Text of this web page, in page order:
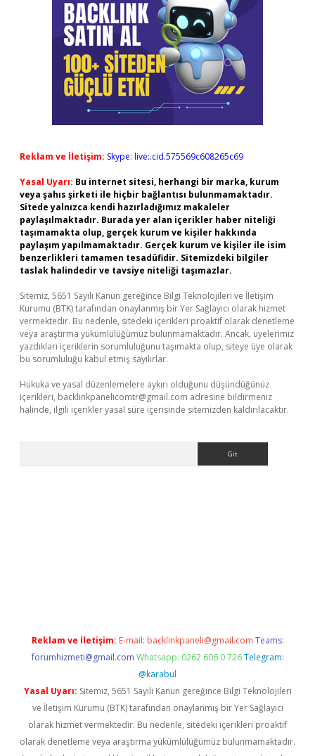
Reklam ve İletişim: Skype: live:.cid.575569c608265c69
Yasal Uyarı: Bu internet sitesi, herhangi bir marka, kurum
veya şahıs şirketi ile hiçbir bağlantısı bulunmamaktadır.
Sitede yalnızca kendi hazırladığımız makaleler
paylaşılmaktadır. Burada yer alan içerikler haber niteliği
taşımamakta olup, gerçek kurum ve kişiler hakkında
paylaşım yapılmamaktadır. Gerçek kurum ve kişiler ile isim
benzerlikleri tamamen tesadüfidir. Sitemizdeki bilgiler
taslak halindedir ve tavsiye niteliği taşımazlar.
Sitemiz, 5651 Sayılı Kanun gereğince Bilgi Teknolojileri ve İletişim
Kurumu (BTK) tarafından onaylanmış bir Yer Sağlayıcı olarak hizmet
vermektedir. Bu nedenle, sitedeki içerikleri proaktif olarak denetleme
veya araştırma yükümlülüğümüz bulunmamaktadır. Ancak, üyelerimiz
yazdıkları içeriklerin sorumluluğunu taşımakta olup, siteye üye olarak
bu sorumluluğu kabul etmiş sayılırlar.
Hukuka ve yasal düzenlemelere aykırı olduğunu düşündüğünüz
içerikleri, backlinkpanelicomtr@gmail.com adresine bildirmeniz
halinde, ilgili içerikler yasal süre içerisinde sitemizden kaldırılacaktır.
Reklam ve İletişim: E-mail: backlinkpaneli@gmail.com Teams:
forumhizmeti@gmail.com Whatsapp: 0262 606 0 726 Telegram:
@karabul
Yasal Uyarı: Sitemiz, 5651 Sayılı Kanun gereğince Bilgi Teknolojileri
ve İletişim Kurumu (BTK) tarafından onaylanmış bir Yer Sağlayıcı
olarak hizmet vermektedir. Bu nedenle, sitedeki içerikleri proaktif
olarak denetleme veya araştırma yükümlülüğümüz bulunmamaktadır.